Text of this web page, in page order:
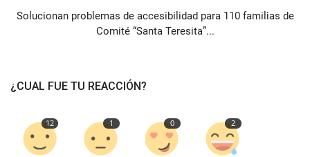
Solucionan problemas de accesibilidad para 110 familias de
Comité “Santa Teresita”...
¿CUAL FUE TU REACCIÓN?
12 1 0 2